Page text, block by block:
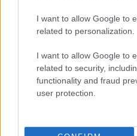
I want to allow Google to
related to personalization.
I want to allow Google to
related to security,
functionality and fraud
user protection.
Aguacate en la cocina: 10
Lucía Fernández · 4 Ago 2026